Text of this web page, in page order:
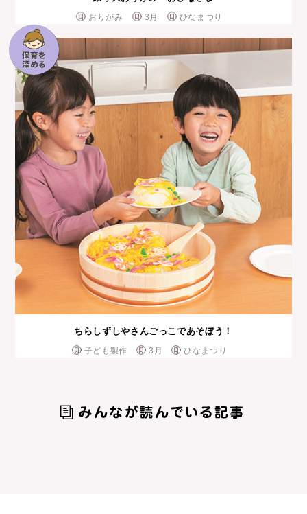
おりがみ 3月 ひなまつり
ちらしずしやさんごっこであそぼう！
子ども製作 3月 ひなまつり